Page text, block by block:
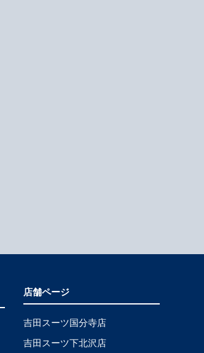
店舗ページ
吉田スーツ国分寺店
吉田スーツ下北沢店